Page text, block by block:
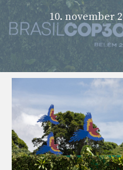
10. november